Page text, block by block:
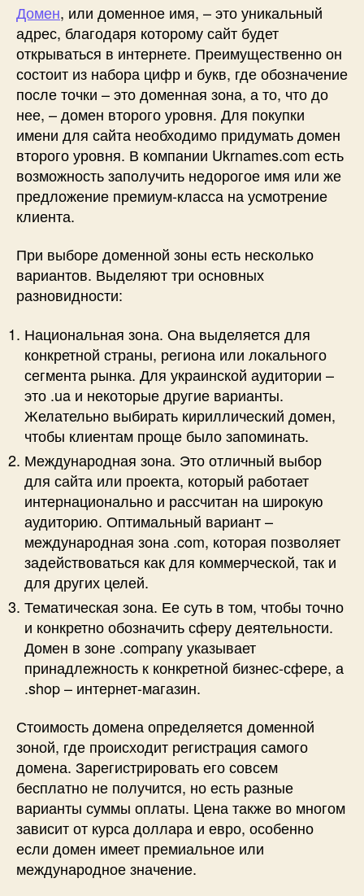
Домен, или доменное имя, – это уникальный
адрес, благодаря которому сайт будет
открываться в интернете. Преимущественно он
состоит из набора цифр и букв, где обозначение
после точки – это доменная зона, а то, что до
нее, – домен второго уровня. Для покупки
имени для сайта необходимо придумать домен
второго уровня. В компании Ukrnames.com есть
возможность заполучить недорогое имя или же
предложение премиум-класса на усмотрение
клиента.
При выборе доменной зоны есть несколько
вариантов. Выделяют три основных
разновидности:
Национальная зона. Она выделяется для
конкретной страны, региона или локального
сегмента рынка. Для украинской аудитории –
это .ua и некоторые другие варианты.
Желательно выбирать кириллический домен,
чтобы клиентам проще было запоминать.
Международная зона. Это отличный выбор
для сайта или проекта, который работает
интернационально и рассчитан на широкую
аудиторию. Оптимальный вариант –
международная зона .com, которая позволяет
задействоваться как для коммерческой, так и
для других целей.
Тематическая зона. Ее суть в том, чтобы точно
и конкретно обозначить сферу деятельности.
Домен в зоне .company указывает
принадлежность к конкретной бизнес-сфере, а
.shop – интернет-магазин.
Стоимость домена определяется доменной
зоной, где происходит регистрация самого
домена. Зарегистрировать его совсем
бесплатно не получится, но есть разные
варианты суммы оплаты. Цена также во многом
зависит от курса доллара и евро, особенно
если домен имеет премиальное или
международное значение.